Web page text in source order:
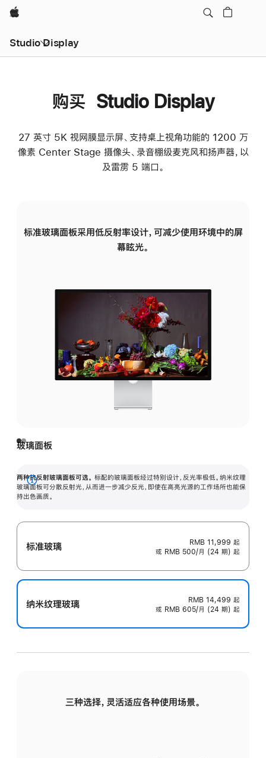
Apple
Studio Display
购买 Studio Display
27 英寸 5K 视网膜显示屏、支持桌上视角功能的 1200 万
像素 Center Stage 摄像头、录音棚级麦克风和扬声器，以
及雷雳 5 端口。
标准玻璃面板采用低反射率设计，可减少使用环境中的屏
幕眩光。
玻璃面板
两种抗反射玻璃面板可选。 标配的玻璃面板经过特别设计，反光率极低。纳米纹理
玻璃面板可分散反射光，从而进一步减少反光，即使在高亮光源的工作场所也能保
持出色画质。
展
开
标准玻璃 RMB 11,999 起
或 RMB 500/月 (24 期) 起
纳米纹理玻璃 RMB 14,499 起
或 RMB 605/月 (24 期) 起
三种选择，灵活适应各种使用场景。